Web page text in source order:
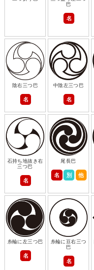
巴
名
陰右三つ巴
名
中陰左三つ巴
名
石持ち地抜き右
三つ巴
名
尾長巴
名 別 他
糸輪に左三つ巴
名
糸輪に豆右三つ
巴
名